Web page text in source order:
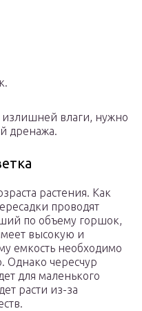
излишней влаги, нужно
дренажа.
растения. Как
проводят
по объему горшок,
высокую и
емкость необходимо
чересчур
для маленького
расти из-за